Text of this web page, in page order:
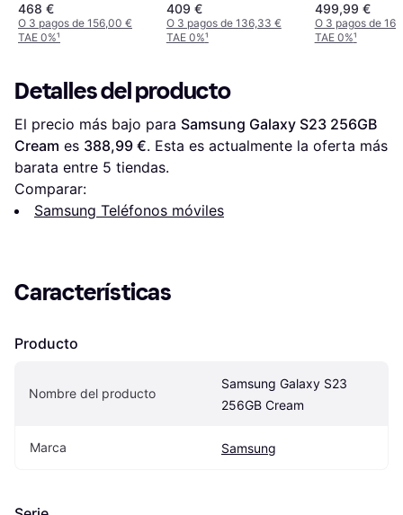
468 €
O 3 pagos de 156,00 €
TAE 0%¹
409 €
O 3 pagos de 136,33 €
TAE 0%¹
499,99 €
O 3 pagos de
TAE 0%¹
Detalles del producto
El precio más bajo para Samsung Galaxy S23 256GB
Cream es 388,99 €. Esta es actualmente la oferta más
barata entre 5 tiendas.
Comparar:
Samsung Teléfonos móviles
Características
Producto
Nombre del producto
Samsung Galaxy S23
256GB Cream
Marca Samsung